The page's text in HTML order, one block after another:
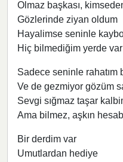
Olmaz başkası,
Gözlerinde ziyan oldum
Hayalimse seninle
Hiç bilmediğim yerde
Sadece seninle rahatım
Ve de gezmiyor gözüm
Sevgi sığmaz taşar
Ama bilmez, aşkın
Bir derdim var
Umutlardan hediye